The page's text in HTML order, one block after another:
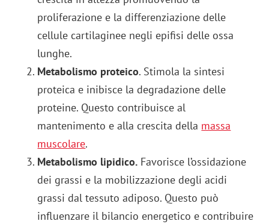
proliferazione e la differenziazione delle
cellule cartilaginee negli epifisi delle ossa
lunghe.
Metabolismo proteico. Stimola la sintesi
proteica e inibisce la degradazione delle
proteine. Questo contribuisce al
mantenimento e alla crescita della massa
muscolare.
Metabolismo lipidico. Favorisce l’ossidazione
dei grassi e la mobilizzazione degli acidi
grassi dal tessuto adiposo. Questo può
influenzare il bilancio energetico e contribuire